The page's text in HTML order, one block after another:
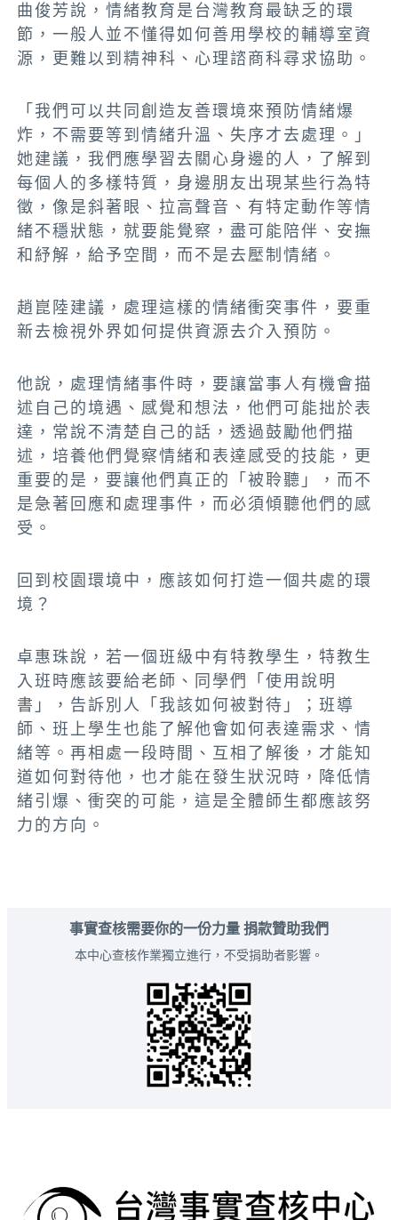
曲俊芳說，情緒教育是台灣教育最缺乏的環
節，一般人並不懂得如何善用學校的輔導室資
源，更難以到精神科、心理諮商科尋求協助。
「我們可以共同創造友善環境來預防情緒爆
炸，不需要等到情緒升溫、失序才去處理。」
她建議，我們應學習去關心身邊的人，了解到
每個人的多樣特質，身邊朋友出現某些行為特
徵，像是斜著眼、拉高聲音、有特定動作等情
緒不穩狀態，就要能覺察，盡可能陪伴、安撫
和紓解，給予空間，而不是去壓制情緒。
趙崑陸建議，處理這樣的情緒衝突事件，要重
新去檢視外界如何提供資源去介入預防。
他說，處理情緒事件時，要讓當事人有機會描
述自己的境遇、感覺和想法，他們可能拙於表
達，常說不清楚自己的話，透過鼓勵他們描
述，培養他們覺察情緒和表達感受的技能，更
重要的是，要讓他們真正的「被聆聽」，而不
是急著回應和處理事件，而必須傾聽他們的感
受。
回到校園環境中，應該如何打造一個共處的環
境？
卓惠珠說，若一個班級中有特教學生，特教生
入班時應該要給老師、同學們「使用說明
書」，告訴別人「我該如何被對待」；班導
師、班上學生也能了解他會如何表達需求、情
緒等。再相處一段時間、互相了解後，才能知
道如何對待他，也才能在發生狀況時，降低情
緒引爆、衝突的可能，這是全體師生都應該努
力的方向。
事實查核需要你的一份力量 捐款贊助我們
本中心查核作業獨立進行，不受捐助者影響。